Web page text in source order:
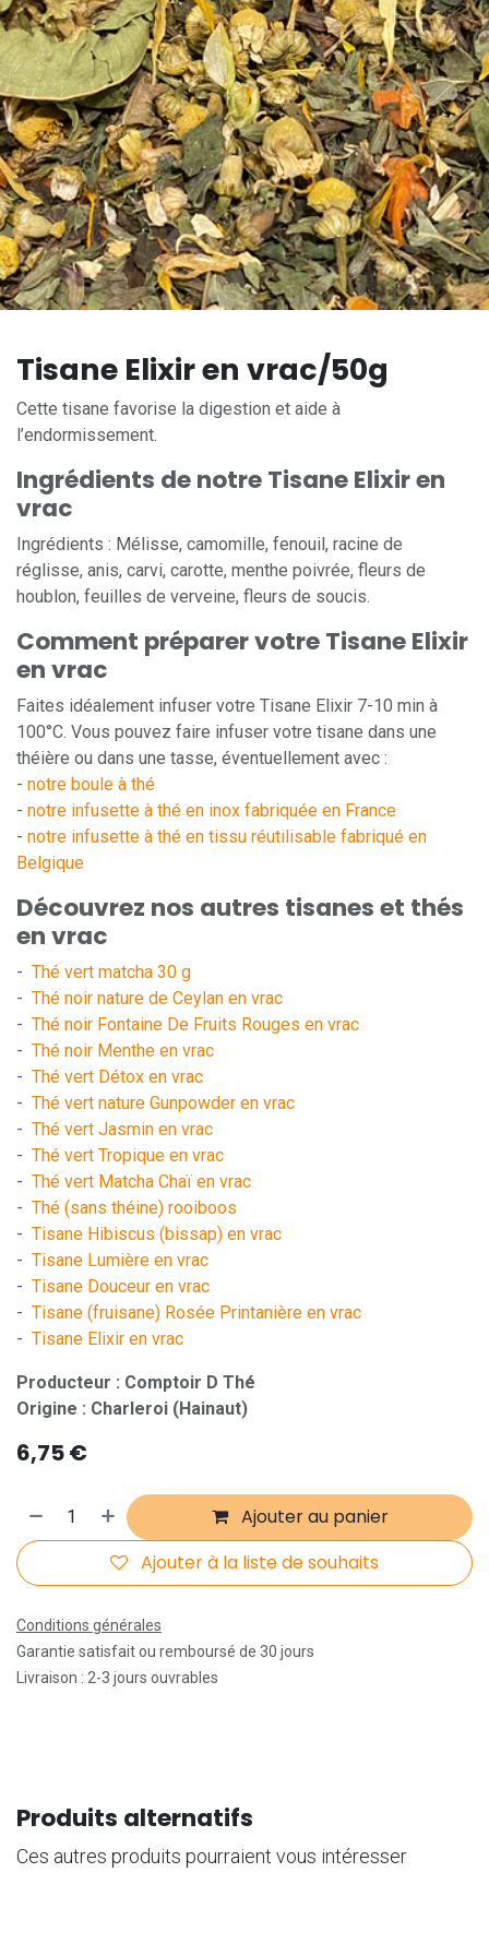
Tisane Elixir en vrac/50g
Cette tisane favorise la digestion et aide à
l’endormissement.
Ingrédients de notre Tisane Elixir en
vrac
Ingrédients : Mélisse, camomille, fenouil, racine de
réglisse, anis, carvi, carotte, menthe poivrée, fleurs de
houblon, feuilles de verveine, fleurs de soucis.
Comment préparer votre Tisane Elixir
en vrac
Faites idéalement infuser votre Tisane Elixir 7-10 min à
100°C. Vous pouvez faire infuser votre tisane dans une
théière ou dans une tasse, éventuellement avec :
- notre boule à thé
- notre infusette à thé en inox fabriquée en France
- notre infusette à thé en tissu réutilisable fabriqué en
Belgique
Découvrez nos autres tisanes et thés
en vrac
- Thé vert matcha 30 g
- Thé noir nature de Ceylan en vrac
- Thé noir Fontaine De Fruits Rouges en vrac
- Thé noir Menthe en vrac
- Thé vert Détox en vrac
- Thé vert nature Gunpowder en vrac
- Thé vert Jasmin en vrac
- Thé vert Tropique en vrac
- Thé vert Matcha Chaï en vrac
- Thé (sans théine) rooiboos
- Tisane Hibiscus (bissap) en vrac
- Tisane Lumière en vrac
- Tisane Douceur en vrac
- Tisane (fruisane) Rosée Printanière en vrac
- Tisane Elixir en vrac
Producteur : Comptoir D Thé
Origine : Charleroi (Hainaut)
6,75€
Ajouter au panier
Ajouter à la liste de souhaits
Conditions générales
Garantie satisfait ou remboursé de 30 jours
Livraison : 2-3 jours ouvrables
Produits alternatifs
Ces autres produits pourraient vous intéresser